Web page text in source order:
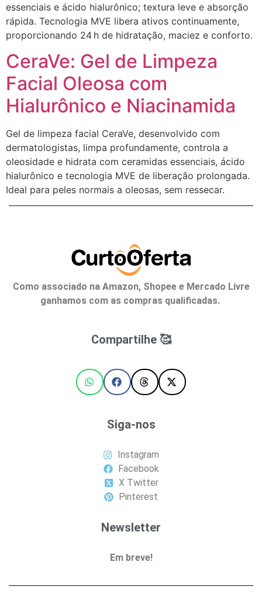
essenciais e ácido hialurônico; textura leve e absorção
rápida. Tecnologia MVE libera ativos continuamente,
proporcionando 24 h de hidratação, maciez e conforto.
CeraVe: Gel de Limpeza
Facial Oleosa com
Hialurônico e Niacinamida
Gel de limpeza facial CeraVe, desenvolvido com
dermatologistas, limpa profundamente, controla a
oleosidade e hidrata com ceramidas essenciais, ácido
hialurônico e tecnologia MVE de liberação prolongada.
Ideal para peles normais a oleosas, sem ressecar.
Como associado na Amazon, Shopee e Mercado Livre
ganhamos com as compras qualificadas.
Compartilhe 🥰
Siga-nos
Instagram
Facebook
X Twitter
Pinterest
Newsletter
Em breve!